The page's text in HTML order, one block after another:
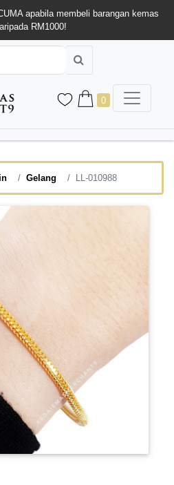
apabila membeli barangan kemas
RM1000!
0
Gelang LL-010988